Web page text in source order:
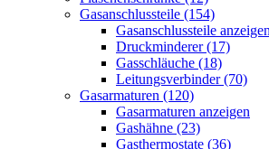
Gasanschlussteile (154)
Gasanschlussteile anzeigen
Druckminderer (17)
Gasschläuche (18)
Leitungsverbinder (70)
Gasarmaturen (120)
Gasarmaturen anzeigen
Gashähne (23)
Gasthermostate (36)